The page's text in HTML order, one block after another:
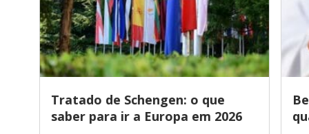
Tratado de Schengen: o que
saber para ir a Europa em 2026